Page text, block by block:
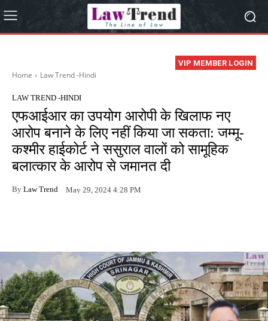
VIP MEMBER LOGIN
Home Law Trend -Hindi
LAW TREND -HINDI
एफआईआर का उपयोग आरोपी के खिलाफ नए
आरोप बनाने के लिए नहीं किया जा सकता: जम्मू-
कश्मीर हाईकोर्ट ने ससुराल वालों को सामूहिक
बलात्कार के आरोप से जमानत दी
By Law Trend May 29, 2024 4:28 PM